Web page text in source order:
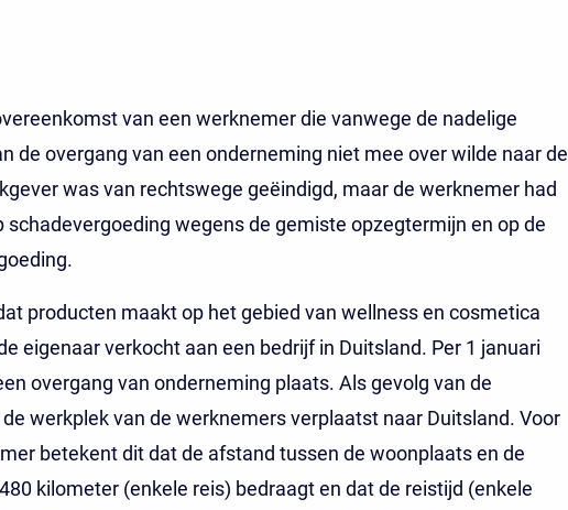
van een werknemer die vanwege de nadelige
de overgang van een onderneming niet mee over wilde naar de
was van rechtswege geëindigd, maar de werknemer had
schadevergoeding wegens de gemiste opzegtermijn en op de
producten maakt op het gebied van wellness en cosmetica
eigenaar verkocht aan een bedrijf in Duitsland. Per 1 januari
overgang van onderneming plaats. Als gevolg van de
werkplek van de werknemers verplaatst naar Duitsland. Voor
betekent dit dat de afstand tussen de woonplaats en de
kilometer (enkele reis) bedraagt en dat de reistijd (enkele